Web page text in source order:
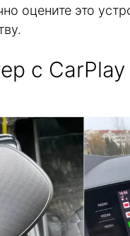
оцените это
с